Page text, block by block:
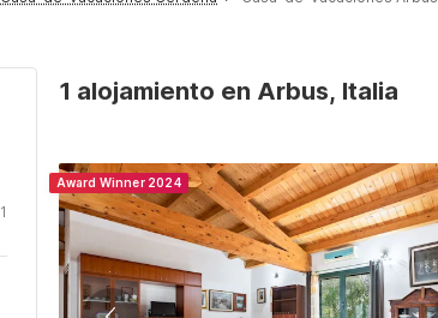
1
1 alojamiento en Arbus, Italia
Award Winner 2024